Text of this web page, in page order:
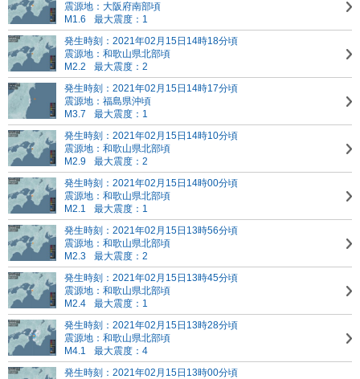
震源地：大阪府南部頃
M1.6
最大震度：1
発生時刻：2021年02月15日14時18分頃
震源地：和歌山県北部頃
M2.2
最大震度：2
発生時刻：2021年02月15日14時17分頃
震源地：福島県沖頃
M3.7
最大震度：1
発生時刻：2021年02月15日14時10分頃
震源地：和歌山県北部頃
M2.9
最大震度：2
発生時刻：2021年02月15日14時00分頃
震源地：和歌山県北部頃
M2.1
最大震度：1
発生時刻：2021年02月15日13時56分頃
震源地：和歌山県北部頃
M2.3
最大震度：2
発生時刻：2021年02月15日13時45分頃
震源地：和歌山県北部頃
M2.4
最大震度：1
発生時刻：2021年02月15日13時28分頃
震源地：和歌山県北部頃
M4.1
最大震度：4
発生時刻：2021年02月15日13時00分頃